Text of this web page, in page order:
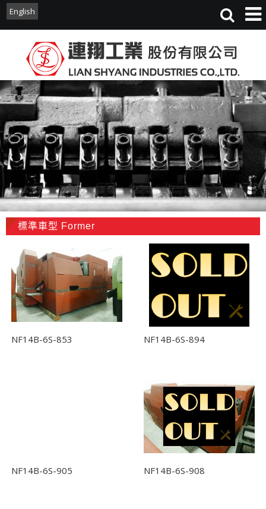
English
English
標準車型 Former
NF14B-6S-853 NF14B-6S-894
NF14B-6S-905 NF14B-6S-908